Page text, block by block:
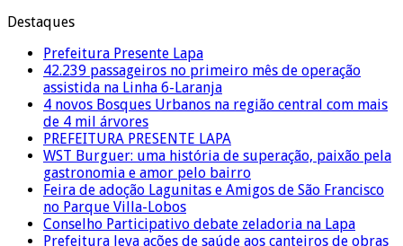
Destaques
Prefeitura Presente Lapa
42.239 passageiros no primeiro mês de operação
assistida na Linha 6-Laranja
4 novos Bosques Urbanos na região central com mais
de 4 mil árvores
PREFEITURA PRESENTE LAPA
WST Burguer: uma história de superação, paixão pela
gastronomia e amor pelo bairro
Feira de adoção Lagunitas e Amigos de São Francisco
no Parque Villa-Lobos
Conselho Participativo debate zeladoria na Lapa
Prefeitura leva ações de saúde aos canteiros de obras